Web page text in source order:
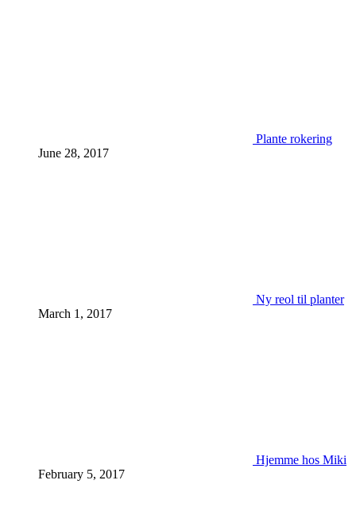
Plante rokering
June 28, 2017
Ny reol til planter
March 1, 2017
Hjemme hos Miki
February 5, 2017